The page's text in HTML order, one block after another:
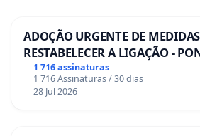
ADOÇÃO URGENTE DE
RESTABELECER A LIGAÇÃO -
1 716 assinaturas
1 716 Assinaturas / 30 dias
28 Jul 2026